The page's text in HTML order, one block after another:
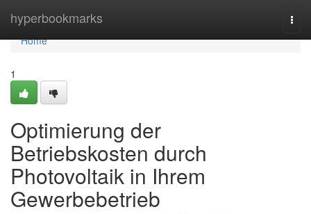
hyperbookmarks
Home
Home
1
Optimierung der
Betriebskosten durch
Photovoltaik in Ihrem
Gewerbebetrieb